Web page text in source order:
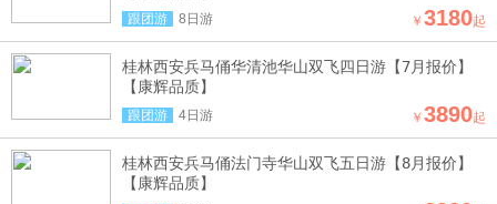
跟团游 8日游 ￥ 3180起
桂林西安兵马俑华清池华山双飞四日游【7月报价】
【康辉品质】
跟团游 4日游 ￥ 3890起
桂林西安兵马俑法门寺华山双飞五日游【8月报价】
【康辉品质】